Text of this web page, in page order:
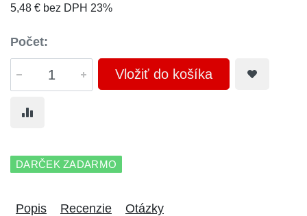
5,48 € bez DPH 23%
Počet:
Vložiť do košíka
DARČEK ZADARMO
Popis Recenzie Otázky